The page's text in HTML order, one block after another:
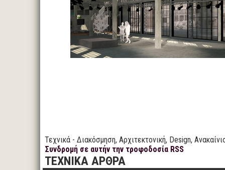
Τεχνικά - Διακόσμηση, Αρχιτεκτονική, Design,
Συνδρομή σε αυτήν την τροφοδοσία RSS
ΤΕΧΝΙΚΑ ΑΡΘΡΑ